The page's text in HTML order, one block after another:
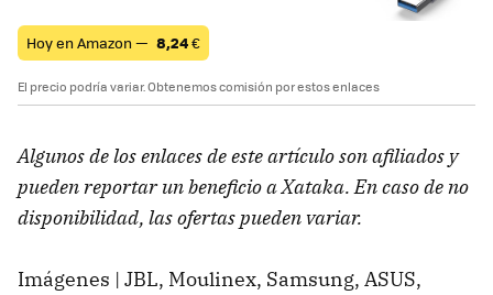
Hoy en Amazon — 8,24€
El precio podría variar. Obtenemos comisión por estos enlaces
Algunos de los enlaces de este artículo son afiliados y
pueden reportar un beneficio a Xataka. En caso de no
disponibilidad, las ofertas pueden variar.
Imágenes | JBL, Moulinex, Samsung, ASUS,